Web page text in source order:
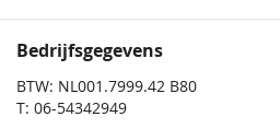
Bedrijfsgegevens
BTW: NL001.7999.42 B80
T: 06-54342949